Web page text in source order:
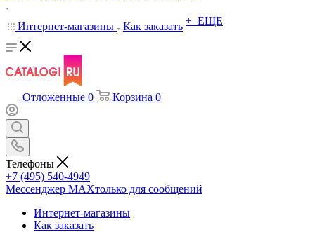
Интернет-магазины Как заказать + ЕЩЕ
Отложенные 0 Корзина 0
Телефоны
+7 (495) 540-4949
Мессенджер МАХтолько для сообщений
Интернет-магазины
Как заказать